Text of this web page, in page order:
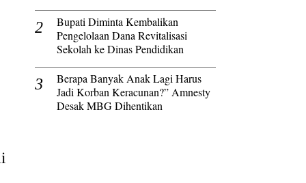
Bupati Diminta Kembalikan
Pengelolaan Dana Revitalisasi
Sekolah ke Dinas Pendidikan
Berapa Banyak Anak Lagi Harus
Jadi Korban Keracunan?” Amnesty
Desak MBG Dihentikan